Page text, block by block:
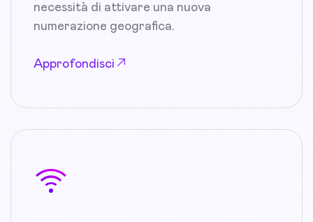
necessità di attivare una nuova
numerazione geografica.
Approfondisci